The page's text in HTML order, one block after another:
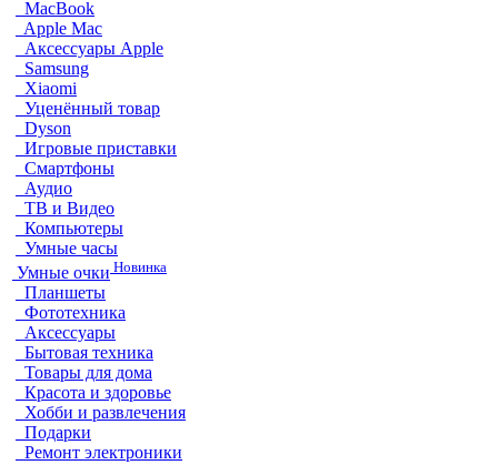
MacBook
Apple Mac
Аксессуары Apple
Samsung
Xiaomi
Уценённый товар
Dyson
Игровые приставки
Смартфоны
Аудио
ТВ и Видео
Компьютеры
Умные часы
Умные очки Новинка
Планшеты
Фототехника
Аксессуары
Бытовая техника
Товары для дома
Красота и здоровье
Хобби и развлечения
Подарки
Ремонт электроники